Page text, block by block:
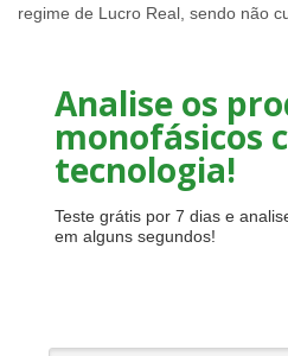
regime de Lucro Real, sendo não
Analise os
monofásicos
tecnologia!
Teste grátis por 7 dias e
em alguns segundos!